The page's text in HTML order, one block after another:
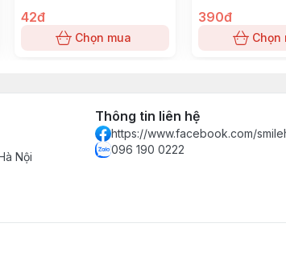
42đ
Chọn mua
390đ
Chọn
Nội
Thông tin liên hệ
https://www.facebook.com/
096 190 0222